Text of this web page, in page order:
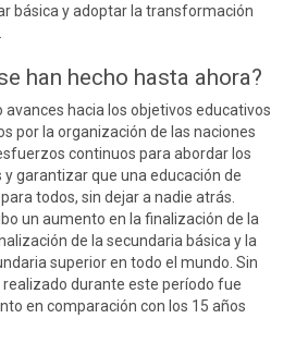
básica y adoptar la transformación
han hecho hasta ahora?
avances hacia los objetivos educativos
por la organización de las naciones
continuos para abordar los
garantizar que una educación de
todos, sin dejar a nadie atrás.
un aumento en la finalización de la
de la secundaria básica y la
superior en todo el mundo. Sin
durante este período fue
en comparación con los 15 años